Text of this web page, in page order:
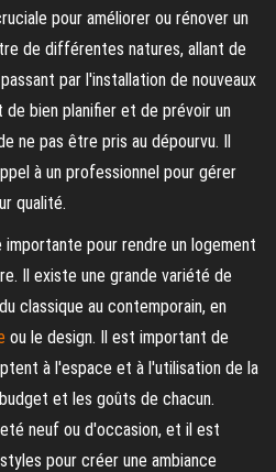
pour améliorer ou rénover un
de différentes natures, allant de
par l'installation de nouveaux
bien planifier et de prévoir un
ne pas être pris au dépourvu. Il
à un professionnel pour gérer
qualité.
importante pour rendre un logement
Il existe une grande variété de
classique au contemporain, en
ou le design. Il est important de
à l'espace et à l'utilisation de la
et les goûts de chacun.
neuf ou d'occasion, et il est
pour créer une ambiance